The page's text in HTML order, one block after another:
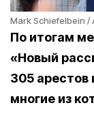
Mark Schiefelbein /
По итогам
«Новый
305 арестов
многие из